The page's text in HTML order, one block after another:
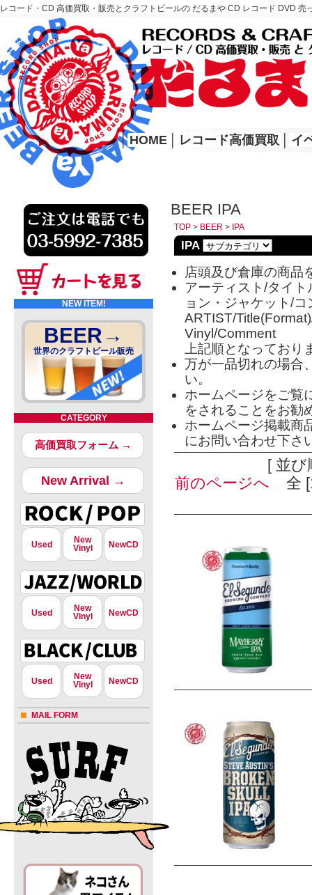
レコード・CD 高価買取・販売とクラフトビールの だるまや CD レコード DVD
レコード高価買取はこちら
HOME
│ HOME レコード高価買取 イ
NEW ITEM!
BEER→
世界のクラフトビール販売
CATEGORY
高価買取フォーム →
New Arrival →
Used
New
Vinyl
NewCD
Used
New
Vinyl
NewCD
Used
New
Vinyl
NewCD
MAIL FORM
BEER IPA
TOP > BEER > IPA
IPA
店頭及び倉庫の商品
アーティスト/タイ
ョン・ジャケット/
ARTIST/
Vinyl/Comment
上記順となっており
万が一品切れの場合
い。
ホームページをご覧
をされることをお勧
ホームページ掲載商
にお問い合わせ下さ
[ 並
前のページへ 全